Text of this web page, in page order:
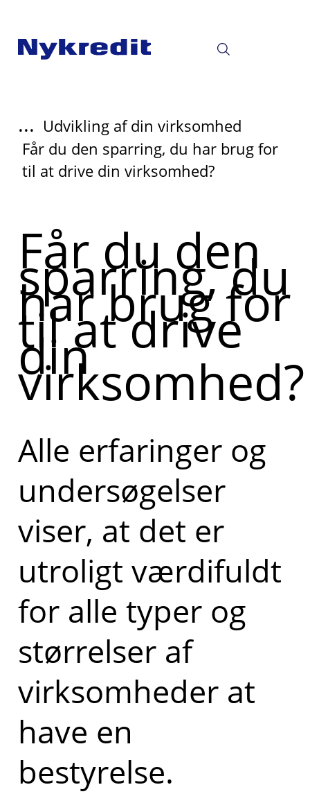
... Udvikling af din virksomhed
Får du den sparring, du har brug for
til at drive din virksomhed?
Får du den
sparring, du
har brug for
til at drive
din
virksomhed?
Alle erfaringer og
undersøgelser
viser, at det er
utroligt værdifuldt
for alle typer og
størrelser af
virksomheder at
have en
bestyrelse.